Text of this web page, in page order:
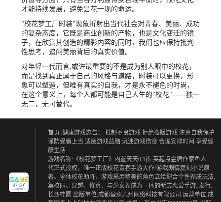
才能持续发展，避免昙花一现的命运。
"校花梦工厂时装"现象折射出当代社会对青春、美丽、成功
的复杂态度，它既是商业创新的产物，也是文化变迁的镜
子，在欣赏其创造的精彩内容的同时，我们也应保持批判
性思考，追问美丽背后的真实价值。
对年轻一代而言,或许最重要的不是成为别人眼中的校花，
而是找到真正属于自己的风格与道路，时装可以更换，形
象可以塑造，但唯有真实的自我，才是永不褪色的时尚，
在这个意义上，每个人都可能是自己人生的"校花"——独一
无二，无可替代。
首页 |健康游戏忠告： 抵制不良游戏 拒绝盗版游戏 注意自我保护
谨防受骗上当 适度游戏益脑 沉迷游戏伤身 合理安排时间 享受健
康生活
游戏名称:《校花梦工厂》内置天天0.1折 英起点金牌作家鱼人二
代正式授权，唯一正版校花青春手游大作!游戏剧情复刻小说原
著、全体校花助阵，游戏采用精美的角色立绘配合个性养成玩法,
集校园、穿越、修真、与少女养成为一体的新式恋爱手游. 发行:
长沙桂圆 出版单位:成都盈众九州网络科技有限公司 运营单位:成